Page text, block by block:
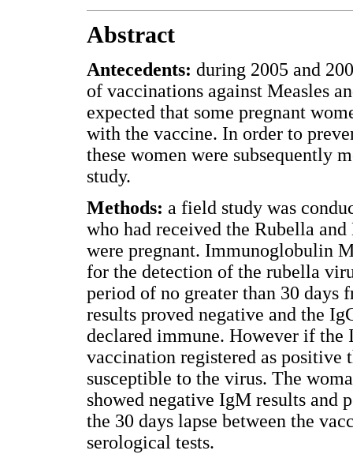
Abstract
Antecedents: during 2005 and
of vaccinations against Measles
expected that some pregnant
with the vaccine. In order to
these women were subsequently
study.
Methods: a field study was
who had received the Rubella
were pregnant. Immunoglobulin
for the detection of the rubella
period of no greater than 30
results proved negative and the
declared immune. However if
vaccination registered as positive
susceptible to the virus. The
showed negative IgM results and
the 30 days lapse between the
serological tests.